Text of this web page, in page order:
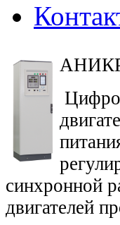
синхронной
двигателей